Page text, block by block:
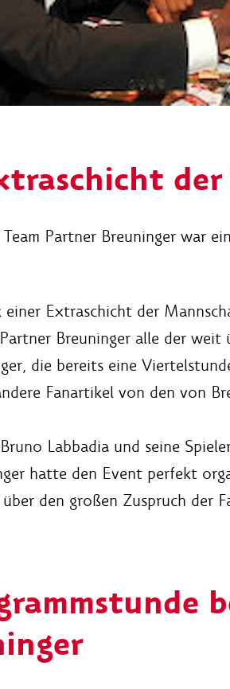
Partner Breuninger war
Extraschicht der
Breuninger alle der
die bereits eine
Fanartikel von den von
Labbadia und seine
hatte den Event perfekt
den großen Zuspruch der